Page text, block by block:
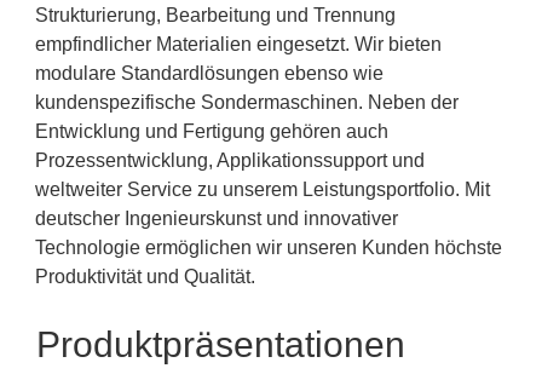
Strukturierung, Bearbeitung und Trennung
empfindlicher Materialien eingesetzt. Wir bieten
modulare Standardlösungen ebenso wie
kundenspezifische Sondermaschinen. Neben der
Entwicklung und Fertigung gehören auch
Prozessentwicklung, Applikationssupport und
weltweiter Service zu unserem Leistungsportfolio. Mit
deutscher Ingenieurskunst und innovativer
Technologie ermöglichen wir unseren Kunden höchste
Produktivität und Qualität.
Produktpräsentationen